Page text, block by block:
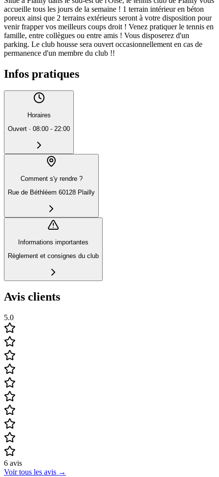
accueille tous les jours de la semaine ! 1 terrain intérieur en béton
poreux ainsi que 2 terrains extérieurs seront à votre disposition pour
venir frapper vos meilleurs coups droit ! Venez pratiquer le tennis en
famille, entre collègues ou entre amis ! Vous disposerez d'un
parking. Le club housse sera ouvert occasionnellement en cas de
permanence d'un membre du club !!
Infos pratiques
Horaires
Ouvert · 08:00 - 22:00
Comment s'y rendre ?
Rue de Béthléem 60128 Plailly
Informations importantes
Règlement et consignes du club
Avis clients
5.0
6 avis
Voir tous les avis →